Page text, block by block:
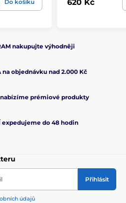
Do košíku 620 Kč
nakupujte výhodněji
na objednávku nad 2.000 Kč
nabízíme prémiové produkty
expedujeme do 48 hodin
Přihlásit
údajů